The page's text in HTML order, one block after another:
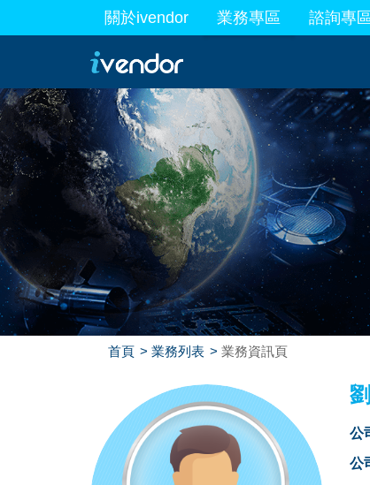
關於ivendor 業務專區
最新業務 諮詢專區
首頁 業務列表 業務資訊頁
公
公